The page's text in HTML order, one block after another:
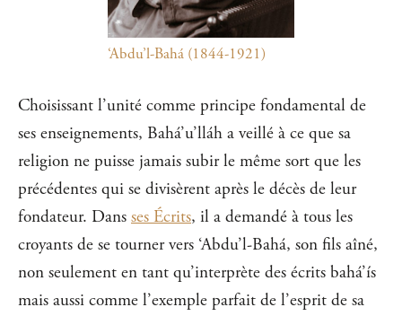
‘Abdu’l-Bahá (1844-1921)
Choisissant l’unité comme principe fondamental de
ses enseignements, Bahá’u’lláh a veillé à ce que sa
religion ne puisse jamais subir le même sort que les
précédentes qui se divisèrent après le décès de leur
fondateur. Dans ses Écrits, il a demandé à tous les
croyants de se tourner vers ‘Abdu’l-Bahá, son fils aîné,
non seulement en tant qu’interprète des écrits bahá’ís
mais aussi comme l’exemple parfait de l’esprit de sa